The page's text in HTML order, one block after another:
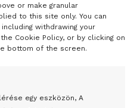
or make granular
to this site only. You can
withdrawing your
Cookie Policy, or by clicking on
bottom of the screen.
egy eszközön, A
üzemanyaggal segített
a térséget.
egyelőre nem reagált az
hogy köze lett volna
E T É S -